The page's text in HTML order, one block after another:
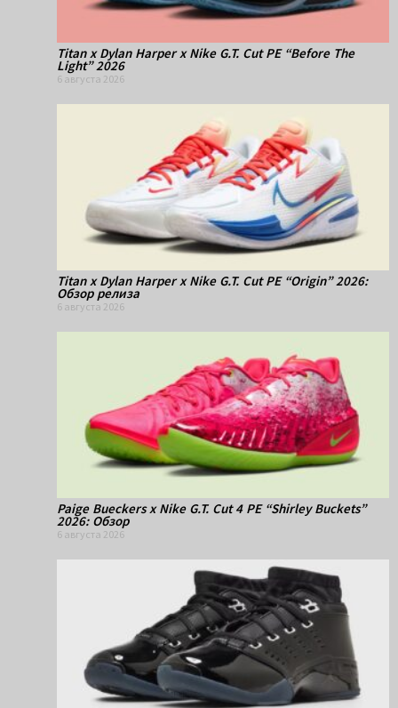
Titan x Dylan Harper x Nike G.T. Cut PE “Before The
Light” 2026
6 августа 2026
Titan x Dylan Harper x Nike G.T. Cut PE “Origin” 2026:
Обзор релиза
6 августа 2026
Paige Bueckers x Nike G.T. Cut 4 PE “Shirley Buckets”
2026: Обзор
6 августа 2026